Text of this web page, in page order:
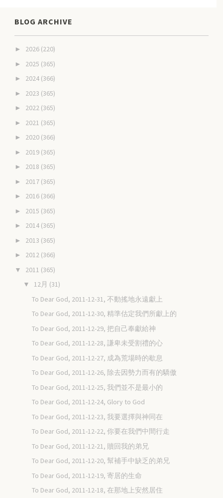
BLOG ARCHIVE
► 2026 (220)
► 2025 (365)
► 2024 (366)
► 2023 (365)
► 2022 (365)
► 2021 (365)
► 2020 (366)
► 2019 (365)
► 2018 (365)
► 2017 (365)
► 2016 (366)
► 2015 (365)
► 2014 (365)
► 2013 (365)
► 2012 (366)
▼ 2011 (365)
▼ 12月 (31)
To Dear God, 2011-12-31, 不動搖地永遠獻上
To Dear God, 2011-12-30, 精準估定我們所獻上的
To Dear God, 2011-12-29, 把自己奉獻給神
To Dear God, 2011-12-28, 謙卑未受割禮的心
To Dear God, 2011-12-27, 成為荒場時的歇息
To Dear God, 2011-12-26, 除去因勢力而有的驕傲
To Dear God, 2011-12-25, 我們並不是最小的
To Dear God, 2011-12-24, Glory to God
To Dear God, 2011-12-23, 我要選擇與神同在
To Dear God, 2011-12-22, 你要在我們中間行走
To Dear God, 2011-12-21, 贖回我的弟兄
To Dear God, 2011-12-20, 幫補手中缺乏的弟兄
To Dear God, 2011-12-19, 寄居的生命
To Dear God, 2011-12-18, 在那地上安然居住